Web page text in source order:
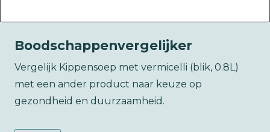
Boodschappenvergelijker
Vergelijk Kippensoep met vermicelli (blik, 0.8L)
met een ander product naar keuze op
gezondheid en duurzaamheid.